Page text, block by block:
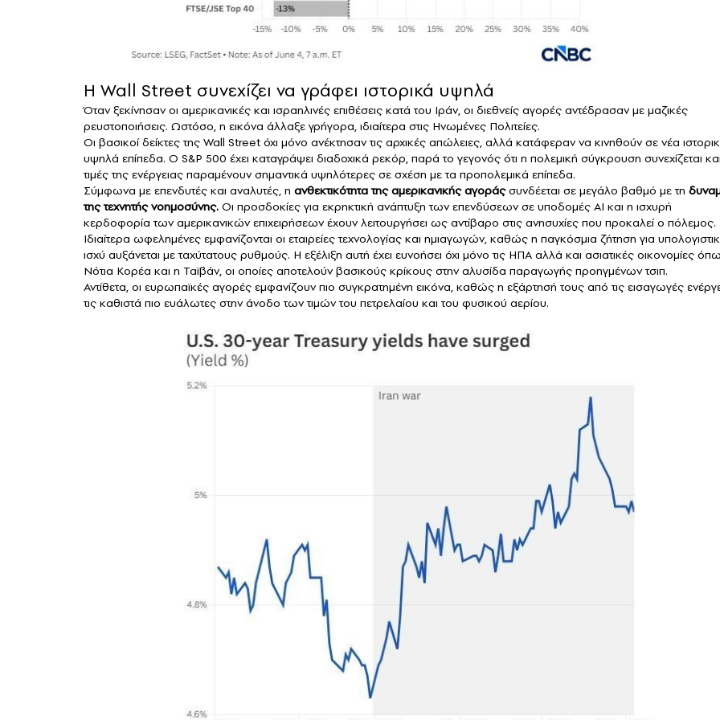
Η Wall Street συνεχίζει να γράφει ιστορικά υψηλά
Όταν ξεκίνησαν οι αμερικανικές και ισραηλινές επιθέσεις κατά του Ιράν, οι διεθνείς αγορές αντέδρασαν με μαζικές
ρευστοποιήσεις. Ωστόσο, η εικόνα άλλαξε γρήγορα, ιδιαίτερα στις Ηνωμένες Πολιτείες.
Οι βασικοί δείκτες της Wall Street όχι μόνο ανέκτησαν τις αρχικές απώλειες, αλλά κατάφεραν να κινηθούν σε νέα
υψηλά επίπεδα. Ο S&P 500 έχει καταγράψει διαδοχικά ρεκόρ, παρά το γεγονός ότι η πολεμική σύγκρουση συνεχίζεται
τιμές της ενέργειας παραμένουν σημαντικά υψηλότερες σε σχέση με τα προπολεμικά επίπεδα.
Σύμφωνα με επενδυτές και αναλυτές, η ανθεκτικότητα της αμερικανικής αγοράςσυνδέεται σε μεγάλο βαθμό με τη
της τεχνητής νοημοσύνης. Οι προσδοκίες για εκρηκτική ανάπτυξη των επενδύσεων σε υποδομές AI και η ισχυρή
κερδοφορία των αμερικανικών επιχειρήσεων έχουν λειτουργήσει ως αντίβαρο στις ανησυχίες που προκαλεί ο πόλεμος.
Ιδιαίτερα ωφελημένες εμφανίζονται οι εταιρείες τεχνολογίας και ημιαγωγών, καθώς η παγκόσμια ζήτηση για
ισχύ αυξάνεται με ταχύτατους ρυθμούς. Η εξέλιξη αυτή έχει ευνοήσει όχι μόνο τις ΗΠΑ αλλά και ασιατικές οικονομίες
Νότια Κορέα και η Ταϊβάν, οι οποίες αποτελούν βασικούς κρίκους στην αλυσίδα παραγωγής προηγμένων τσιπ.
Αντίθετα, οι ευρωπαϊκές αγορές εμφανίζουν πιο συγκρατημένη εικόνα, καθώς η εξάρτησή τους από τις εισαγωγές
τις καθιστά πιο ευάλωτες στην άνοδο των τιμών του πετρελαίου και του φυσικού αερίου.